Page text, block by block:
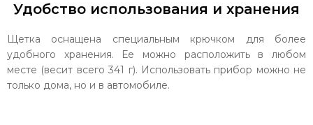
Удобство использования и хранения
Щетка оснащена специальным крючком для более
удобного хранения. Ее можно расположить в любом
месте (весит всего 341 г). Использовать прибор можно не
только дома, но и в автомобиле.